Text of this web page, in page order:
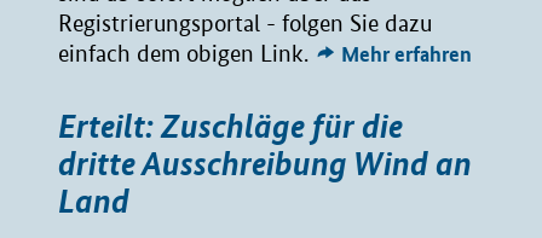
Registrierungsportal - folgen Sie dazu
einfach dem obigen Link.
Mehr erfahren
Erteilt: Zuschläge für die
dritte Ausschreibung Wind an
Land